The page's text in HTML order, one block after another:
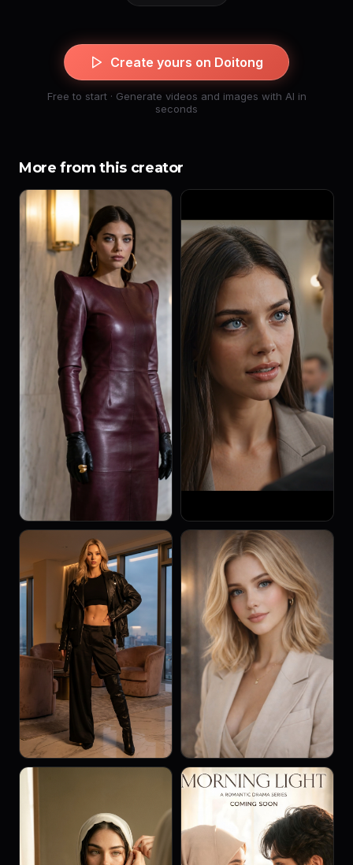
Create yours on Doitong
Free to start · Generate videos and images with AI in
seconds
More from this creator